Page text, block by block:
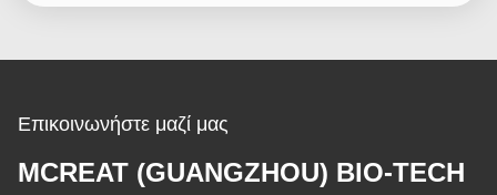
Επικοινωνήστε μαζί μας
MCREAT (GUANGZHOU) BIO-TECH